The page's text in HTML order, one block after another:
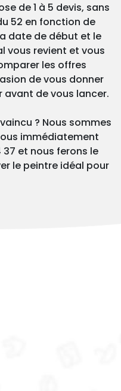
de 1 à 5 devis, sans
52 en fonction de
date de début et le
vous revient et vous
les offres
de vous donner
avant de vous lancer.
? Nous sommes
immédiatement
37 et nous ferons le
le peintre idéal pour